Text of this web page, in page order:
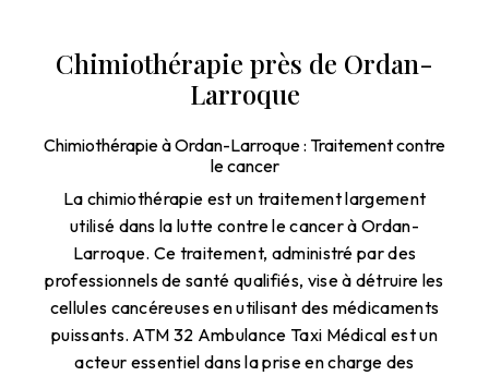
Chimiothérapie près de Ordan-
Larroque
Chimiothérapie à Ordan-Larroque : Traitement contre
le cancer
La chimiothérapie est un traitement largement
utilisé dans la lutte contre le cancer à Ordan-
Larroque. Ce traitement, administré par des
professionnels de santé qualifiés, vise à détruire les
cellules cancéreuses en utilisant des médicaments
puissants. ATM 32 Ambulance Taxi Médical est un
acteur essentiel dans la prise en charge des